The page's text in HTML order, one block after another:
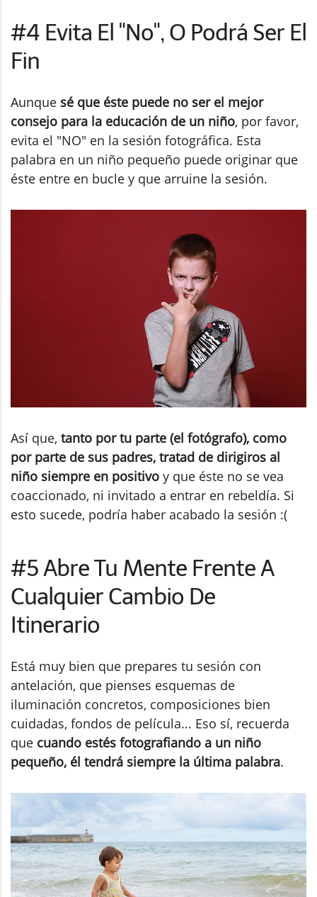
#4 Evita El "No", O Podrá Ser El
Fin
Aunque sé que éste puede no ser el mejor
consejo para la educación de un niño, por favor,
evita el "NO" en la sesión fotográfica. Esta
palabra en un niño pequeño puede originar que
éste entre en bucle y que arruine la sesión.
Así que, tanto por tu parte (el fotógrafo), como
por parte de sus padres, tratad de dirigiros al
niño siempre en positivo y que éste no se vea
coaccionado, ni invitado a entrar en rebeldía. Si
esto sucede, podría haber acabado la sesión :(
#5 Abre Tu Mente Frente A
Cualquier Cambio De
Itinerario
Está muy bien que prepares tu sesión con
antelación, que pienses esquemas de
iluminación concretos, composiciones bien
cuidadas, fondos de película... Eso sí, recuerda
que cuando estés fotografiando a un niño
pequeño, él tendrá siempre la última palabra.